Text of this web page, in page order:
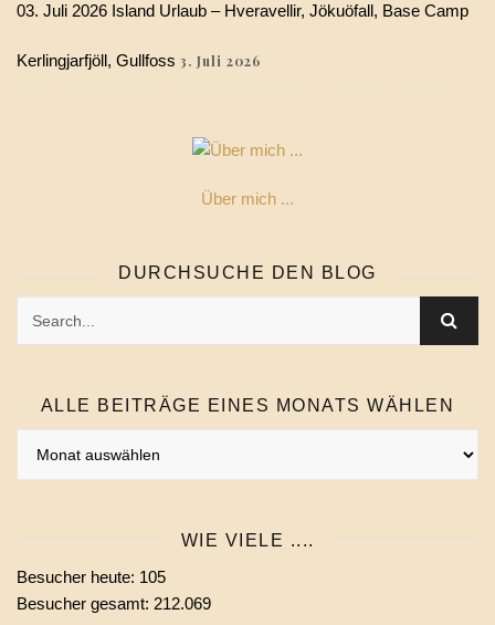
03. Juli 2026 Island Urlaub – Hveravellir, Jökuöfall, Base Camp
Kerlingjarfjöll, Gullfoss 3. Juli 2026
Über mich ...
DURCHSUCHE DEN BLOG
ALLE BEITRÄGE EINES MONATS WÄHLEN
wählen
WIE VIELE ....
Besucher heute: 105
Besucher gesamt: 212.069